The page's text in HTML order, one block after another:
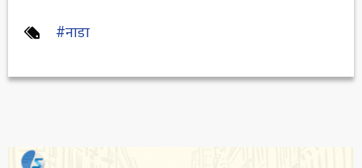
#नाडा